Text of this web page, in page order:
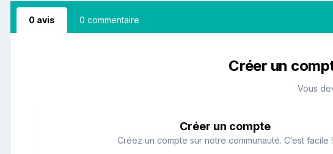
0 avis 0 commentaire
Créer un
Vous
Créer un compte
Créez un compte sur notre communauté. C’est facile !